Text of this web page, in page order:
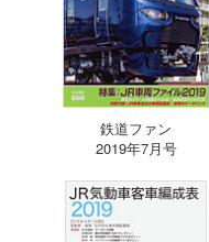
鉄道ファン
2019年7月号